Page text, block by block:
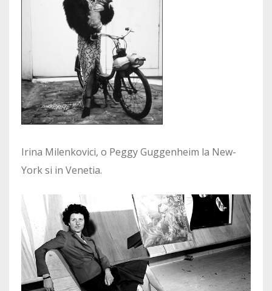
Irina Milenkovici, o Peggy Guggenheim la New-
York si in Venetia.